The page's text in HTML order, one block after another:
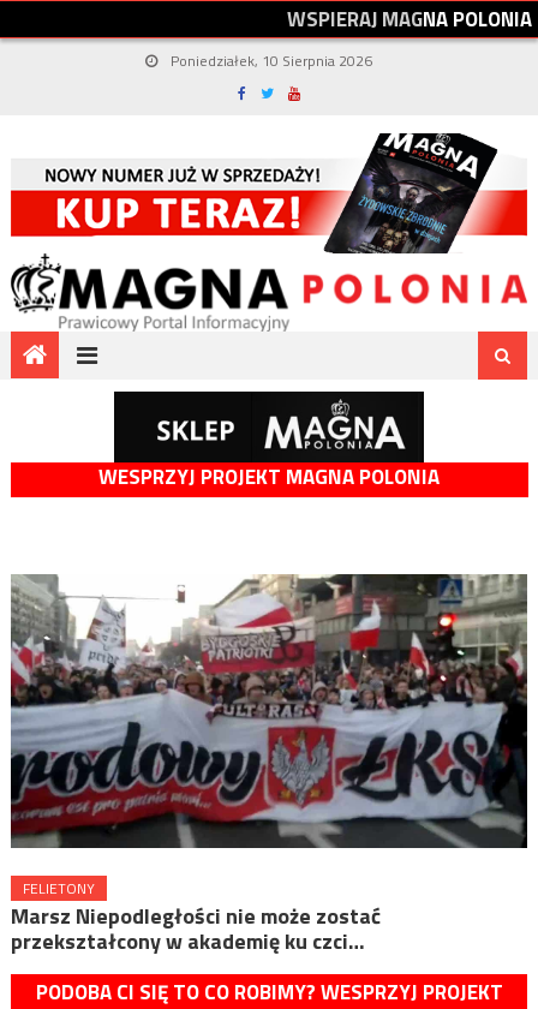
WSPIERAJMAGNAPOLONIA
Poniedziałek, 10 Sierpnia 2026
WESPRZYJ PROJEKT MAGNA POLONIA
FELIETONY
Marsz Niepodległości nie może zostać
przekształcony w akademię ku czci…
PODOBA CI SIĘ TO CO ROBIMY? WESPRZYJ PROJEKT